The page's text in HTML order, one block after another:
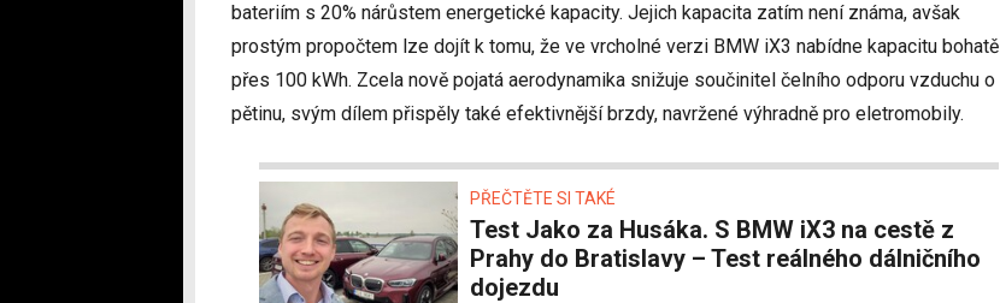
bateriím s 20% nárůstem energetické kapacity. Jejich kapacita zatím není známa, avšak
prostým propočtem lze dojít k tomu, že ve vrcholné verzi BMW iX3 nabídne kapacitu bohatě
přes 100 kWh. Zcela nově pojatá aerodynamika snižuje součinitel čelního odporu vzduchu o
pětinu, svým dílem přispěly také efektivnější brzdy, navržené výhradně pro eletromobily.
PŘEČTĚTE SI TAKÉ
Test Jako za Husáka. S BMW iX3 na cestě z
Prahy do Bratislavy – Test reálného dálničního
dojezdu